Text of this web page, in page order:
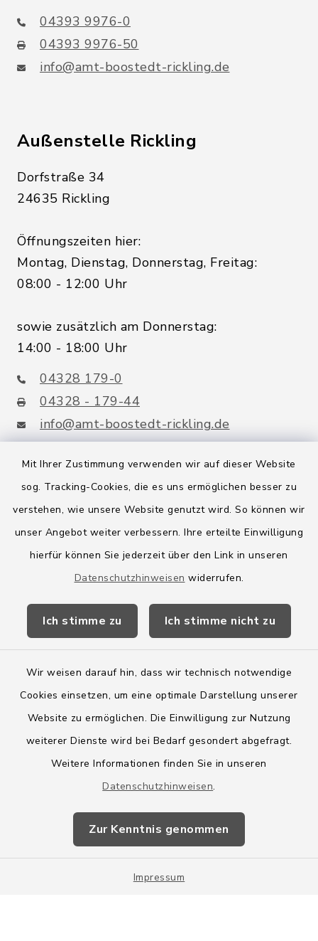
Mit Ihrer Zustimmung verwenden wir auf dieser Website
sog. Tracking-Cookies, die es uns ermöglichen besser zu
verstehen, wie unsere Website genutzt wird. So können wir
unser Angebot weiter verbessern. Ihre erteilte Einwilligung
hierfür können Sie jederzeit über den Link in unseren
Datenschutzhinweisen widerrufen.
Ich stimme zu Ich stimme nicht zu
Wir weisen darauf hin, dass wir technisch notwendige
Cookies einsetzen, um eine optimale Darstellung unserer
Website zu ermöglichen. Die Einwilligung zur Nutzung
weiterer Dienste wird bei Bedarf gesondert abgefragt.
Weitere Informationen finden Sie in unseren
Datenschutzhinweisen.
Zur Kenntnis genommen
Impressum
04393 9976-0
04393 9976-50
info@amt-boostedt-rickling.de
Außenstelle Rickling
Dorfstraße 34
24635 Rickling
Öffnungszeiten hier:
Montag, Dienstag, Donnerstag, Freitag:
08:00 - 12:00 Uhr
sowie zusätzlich am Donnerstag:
14:00 - 18:00 Uhr
04328 179-0
04328 - 179-44
info@amt-boostedt-rickling.de
Quicklinks
Amt Boostedt-Rickling
Amtsbroschüre
Wege-Zweckverband
Barrierefreiheit
Impressum
Sitemap